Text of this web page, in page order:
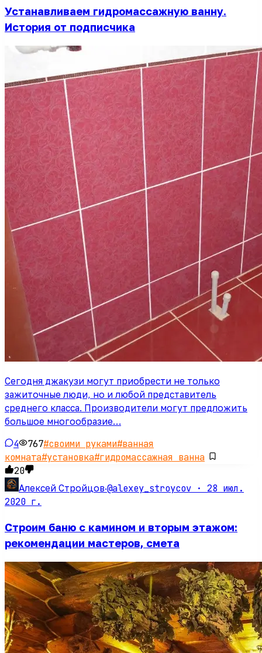
Устанавливаем гидромассажную ванну.
История от подписчика
Сегодня джакузи могут приобрести не только
зажиточные люди, но и любой представитель
среднего класса. Производители могут предложить
большое многообразие…
4 767#своими руками#ванная
комната#установка#гидромассажная ванна
20
Алексей Стройцов·@alexey_stroycov · 28 июл.
2020 г.
Строим баню с камином и вторым этажом:
рекомендации мастеров, смета